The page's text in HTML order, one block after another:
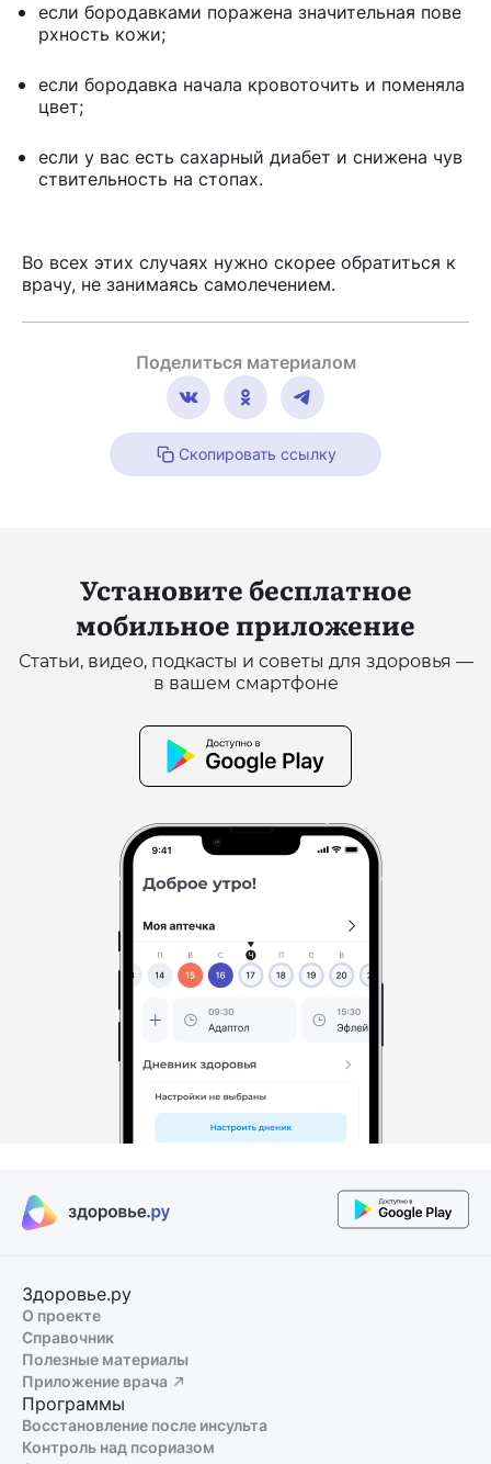
если бородавками поражена значительная пове
рхность кожи;
если бородавка начала кровоточить и поменяла
цвет;
если у вас есть сахарный диабет и снижена чув
ствительность на стопах.
Во всех этих случаях нужно скорее обратиться к
врачу, не занимаясь самолечением.
Поделиться материалом
Скопировать ссылку
Установите бесплатное
мобильное приложение
Статьи, видео, подкасты и советы для здоровья —
в вашем смартфоне
Здоровье.ру
О проекте
Справочник
Полезные материалы
Приложение врача
Программы
Восстановление после инсульта
Контроль над псориазом